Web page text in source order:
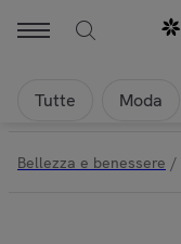
Tutte Moda
Bellezza e benessere /